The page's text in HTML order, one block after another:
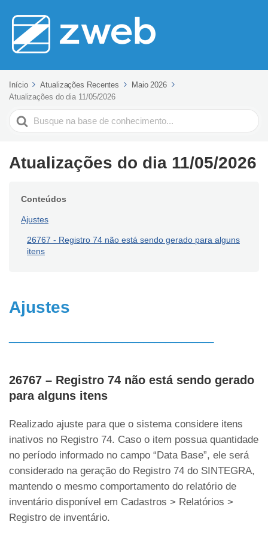
Início Atualizações Recentes
Maio 2026
Atualizações do dia 11/05/2026
Pesquisar
Atualizações do dia 11/05/2026
Conteúdos
Ajustes
26767 - Registro 74 não está sendo gerado para alguns
itens
Ajustes
26767 – Registro 74 não está sendo gerado
para alguns itens
Realizado ajuste para que o sistema considere itens
inativos no Registro 74. Caso o item possua quantidade
no período informado no campo “Data Base”, ele será
considerado na geração do Registro 74 do SINTEGRA,
mantendo o mesmo comportamento do relatório de
inventário disponível em Cadastros > Relatórios >
Registro de inventário.